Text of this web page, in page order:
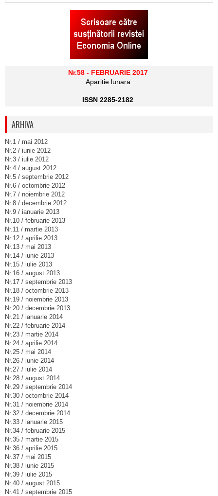
Nr.58 - FEBRUARIE 2017
Aparitie lunara
ISSN 2285-2182
ARHIVA
Nr.1 / mai 2012
Nr.2 / iunie 2012
Nr.3 / iulie 2012
Nr.4 / august 2012
Nr.5 / septembrie 2012
Nr.6 / octombrie 2012
Nr.7 / noiembrie 2012
Nr.8 / decembrie 2012
Nr.9 / ianuarie 2013
Nr.10 / februarie 2013
Nr.11 / martie 2013
Nr.12 / aprilie 2013
Nr.13 / mai 2013
Nr.14 / iunie 2013
Nr.15 / iulie 2013
Nr.16 / august 2013
Nr.17 / septembrie 2013
Nr.18 / octombrie 2013
Nr.19 / noiembrie 2013
Nr.20 / decembrie 2013
Nr.21 / ianuarie 2014
Nr.22 / februarie 2014
Nr.23 / martie 2014
Nr.24 / aprilie 2014
Nr.25 / mai 2014
Nr.26 / iunie 2014
Nr.27 / iulie 2014
Nr.28 / august 2014
Nr.29 / septembrie 2014
Nr.30 / octombrie 2014
Nr.31 / noiembrie 2014
Nr.32 / decembrie 2014
Nr.33 / ianuarie 2015
Nr.34 / februarie 2015
Nr.35 / martie 2015
Nr.36 / aprilie 2015
Nr.37 / mai 2015
Nr.38 / iunie 2015
Nr.39 / iulie 2015
Nr.40 / august 2015
Nr.41 / septembrie 2015